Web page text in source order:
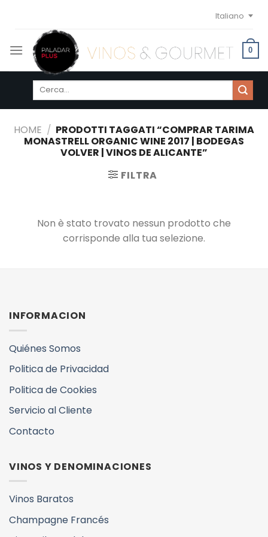
content
Italiano
0
Cerca:
HOME / PRODOTTI TAGGATI “COMPRAR TARIMA
MONASTRELL ORGANIC WINE 2017 | BODEGAS
VOLVER | VINOS DE ALICANTE”
FILTRA
Non è stato trovato nessun prodotto che
corrisponde alla tua selezione.
INFORMACION
Quiénes Somos
Politica de Privacidad
Politica de Cookies
Servicio al Cliente
Contacto
VINOS Y DENOMINACIONES
Vinos Baratos
Champagne Francés